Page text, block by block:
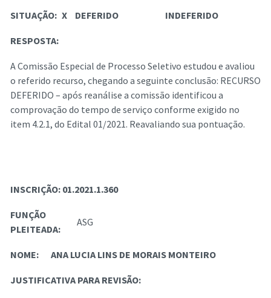
SITUAÇÃO: X DEFERIDO INDEFERIDO
RESPOSTA:
A Comissão Especial de Processo Seletivo estudou e avaliou
o referido recurso, chegando a seguinte conclusão: RECURSO
DEFERIDO – após reanálise a comissão identificou a
comprovação do tempo de serviço conforme exigido no
item 4.2.1, do Edital 01/2021. Reavaliando sua pontuação.
INSCRIÇÃO: 01.2021.1.360
FUNÇÃO
PLEITEADA:
ASG
NOME: ANA LUCIA LINS DE MORAIS MONTEIRO
JUSTIFICATIVA PARA REVISÃO: